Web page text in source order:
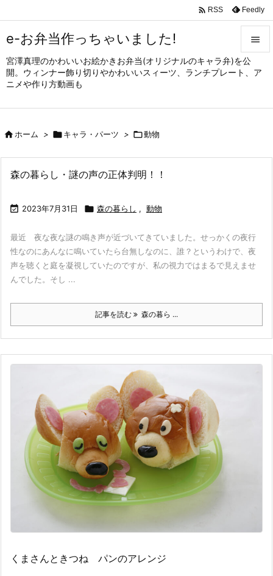
e-お弁当作っちゃいました!
宮澤真理のかわいいお絵かきお弁当(オリジナルのキャラ弁)を公
開。ウィンナー飾り切りやかわいいスィーツ、ランチプレート、ア
ニメや作り方動画も


メニュ
サイド

 RSS Feedly
ホーム > キャラ・パーツ > 動物
森の暮らし・謎の声の正体判明！！
 2023年7月31日  森の暮らし , 動物
最近 夜な夜な謎の鳴き声が近づいてきていました。せっかくの夜行
性なのにあんなに鳴いていたら台無しなのに、誰？というわけで、夜
声を聴くと庭を凝視していたのですが、私の視力ではまるで見えませ
んでした。そし ...
記事を読む 森の暮ら ...
くまさんときつね パンのアレンジ